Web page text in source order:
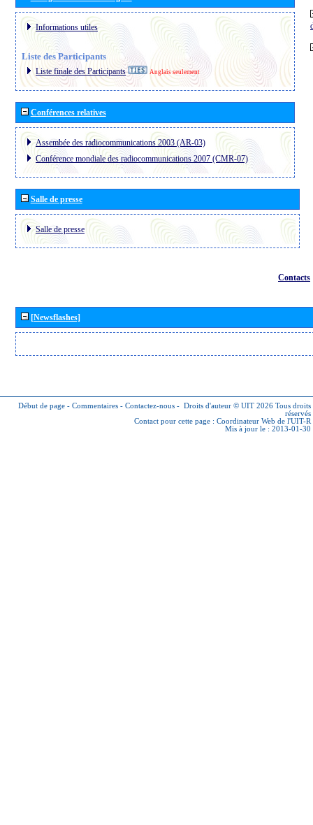
Informations utiles
Liste des Participants
Liste finale des Participants Anglais seulement
Conférences relatives
Assembée des radiocommunications 2003 (AR-03)
Conférence mondiale des radiocommunications 2007 (CMR-07)
Salle de presse
Salle de presse
Contacts
[Newsflashes]
Début de page - Commentaires - Contactez-nous - Droits d'auteur © UIT 2026 Tous droits
réservés
Contact pour cette page : Coordinateur Web de l'UIT-R
Mis à jour le : 2013-01-30